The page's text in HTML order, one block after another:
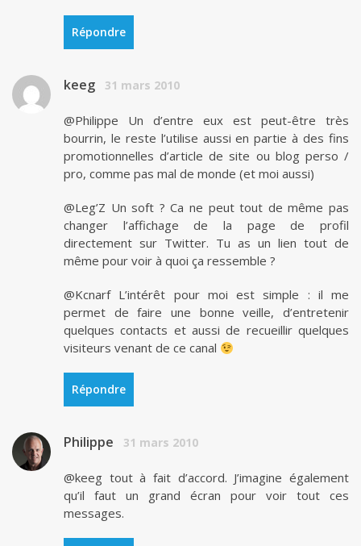
Répondre
keeg 31 mars 2010
@Philippe Un d’entre eux est peut-être très
bourrin, le reste l’utilise aussi en partie à des fins
promotionnelles d’article de site ou blog perso /
pro, comme pas mal de monde (et moi aussi)
@Leg’Z Un soft ? Ca ne peut tout de même pas
changer l’affichage de la page de profil
directement sur Twitter. Tu as un lien tout de
même pour voir à quoi ça ressemble ?
@Kcnarf L’intérêt pour moi est simple : il me
permet de faire une bonne veille, d’entretenir
quelques contacts et aussi de recueillir quelques
visiteurs venant de ce canal
Répondre
Philippe 31 mars 2010
@keeg tout à fait d’accord. J’imagine également
qu’il faut un grand écran pour voir tout ces
messages.